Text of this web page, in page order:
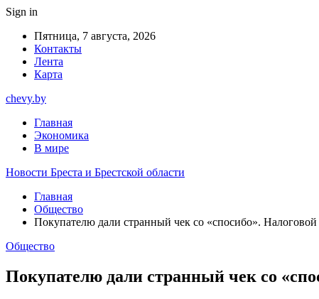
Sign in
Пятница, 7 августа, 2026
Контакты
Лента
Карта
chevy.by
Главная
Экономика
В мире
Новости Бреста и Брестской области
Главная
Общество
Покупателю дали странный чек со «спосибо». Налоговой
Общество
Покупателю дали странный чек со